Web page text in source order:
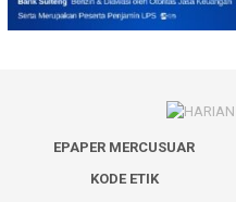
EPAPER MERCUSUAR
KODE ETIK